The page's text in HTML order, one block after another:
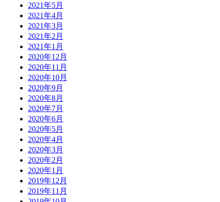
2021年5月
2021年4月
2021年3月
2021年2月
2021年1月
2020年12月
2020年11月
2020年10月
2020年9月
2020年8月
2020年7月
2020年6月
2020年5月
2020年4月
2020年3月
2020年2月
2020年1月
2019年12月
2019年11月